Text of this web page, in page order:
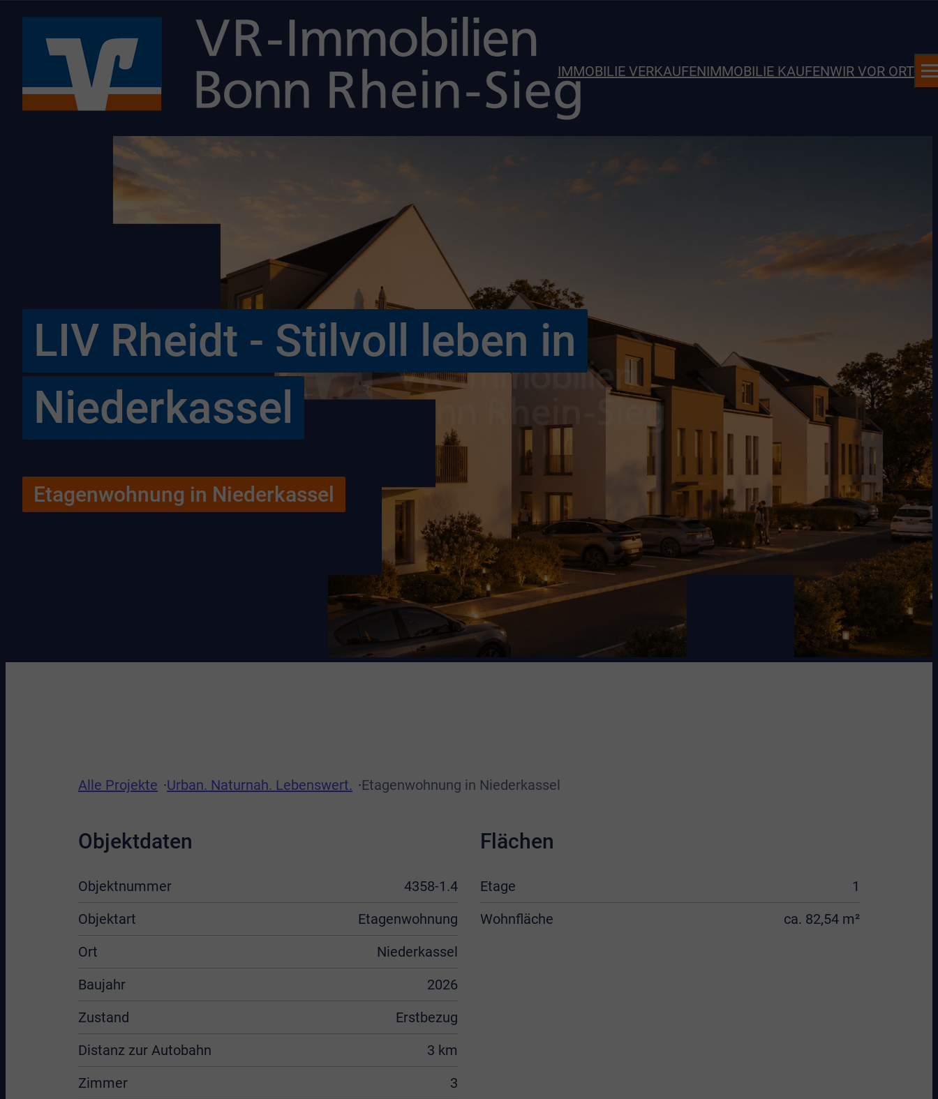
IMMOBILIE VERKAUFENIMMOBILIE KAUFENWIR VOR ORT
LIV Rheidt - Stilvoll leben in
Niederkassel
Etagenwohnung in Niederkassel
Alle Projekte Urban. Naturnah. Lebenswert. Etagenwohnung in Niederkassel
Objektdaten
Objektnummer
4358-1.4
Objektart
Etagenwohnung
Ort
Niederkassel
Baujahr
2026
Zustand
Erstbezug
Distanz zur Autobahn
3 km
Zimmer
3
Flächen
Etage
1
Wohnfläche
ca. 82,54 m²